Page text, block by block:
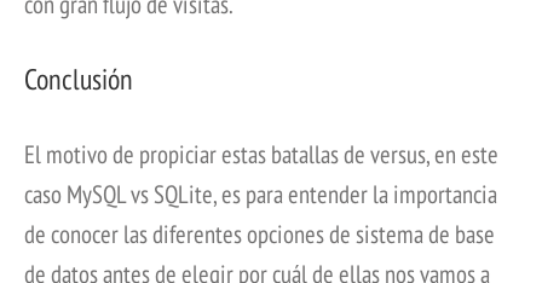
Conclusión
El motivo de propiciar estas batallas de versus, en este
caso MySQL vs SQLite, es para entender la importancia
de conocer las diferentes opciones de sistema de base
de datos antes de elegir por cuál de ellas nos vamos a